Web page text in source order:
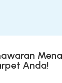
Anda!